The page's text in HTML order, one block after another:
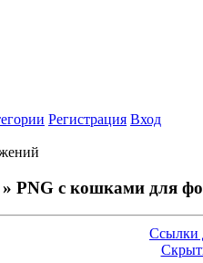
Регистрация Вход
» PNG с кошками для
Ссылки